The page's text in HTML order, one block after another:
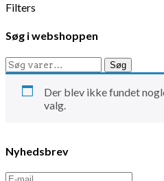
Filters
Søg i webshoppen
Søg
efter:
Søg
Der blev ikke fundet
valg.
Nyhedsbrev